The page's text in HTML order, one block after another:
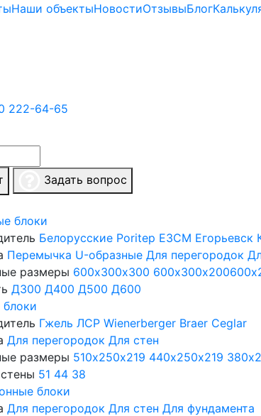
Наши объектыНовостиОтзывыБлог
222-64-65
Задать вопрос
блоки
Белорусские Poritep ЕЗСМ Егорьевск
Перемычка U-образные Для перегородок
размеры 600х300х300 600х300х200
Д300 Д400 Д500 Д600
Гжель ЛСР Wienerberger Braer Ceglar
Для перегородок Для стен
размеры 510х250х219 440х250х219
51 44 38
блоки
Для перегородок Для стен Для фундамента